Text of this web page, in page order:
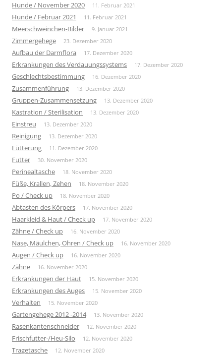
Hunde / November 2020 11. Februar 2021
Hunde / Februar 2021 11. Februar 2021
Meerschweinchen-Bilder 9. Januar 2021
Zimmergehege 23. Dezember 2020
Aufbau der Darmflora 17. Dezember 2020
Erkrankungen des Verdauungssystems 17. Dezember 2020
Geschlechtsbestimmung 16. Dezember 2020
Zusammenführung 13. Dezember 2020
Gruppen-Zusammensetzung 13. Dezember 2020
Kastration / Sterilisation 13. Dezember 2020
Einstreu 13. Dezember 2020
Reinigung 13. Dezember 2020
Fütterung 11. Dezember 2020
Futter 30. November 2020
Perinealtasche 18. November 2020
Füße, Krallen, Zehen 18. November 2020
Po / Check up 18. November 2020
Abtasten des Körpers 17. November 2020
Haarkleid & Haut / Check up 17. November 2020
Zähne / Check up 16. November 2020
Nase, Mäulchen, Ohren / Check up 16. November 2020
Augen / Check up 16. November 2020
Zähne 16. November 2020
Erkrankungen der Haut 15. November 2020
Erkrankungen des Auges 15. November 2020
Verhalten 15. November 2020
Gartengehege 2012 -2014 13. November 2020
Rasenkantenschneider 12. November 2020
Frischfutter-/Heu-Silo 12. November 2020
Tragetasche 12. November 2020